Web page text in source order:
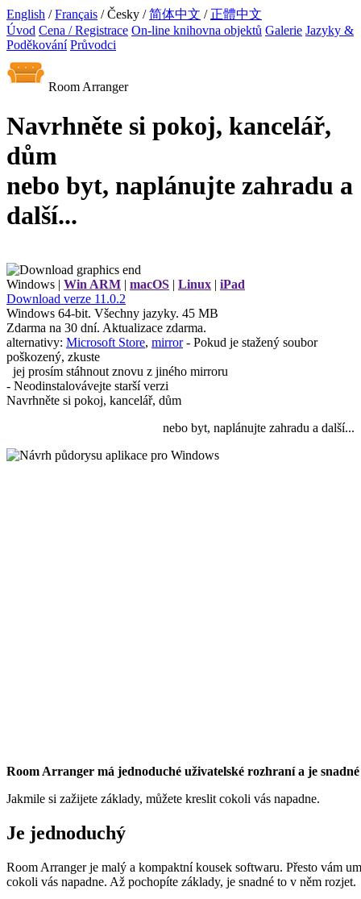
English /Français / Česky /简体中文 / 正體中文
Úvod Cena / Registrace On-line knihovna objektů Galerie Jazyky &
Poděkování Průvodci
Room Arranger
Navrhněte si pokoj, kancelář,
dům
nebo byt, naplánujte zahradu a
další...
Windows | Win ARM | macOS | Linux | iPad
Download verze 11.0.2
Windows 64-bit. Všechny jazyky. 45 MB
Zdarma na 30 dní. Aktualizace zdarma.
alternativy: Microsoft Store, mirror - Pokud je stažený soubor
poškozený, zkuste
jej prosím stáhnout znovu z jiného mirroru
- Neodinstalovávejte starší verzi
Navrhněte si pokoj, kancelář, dům
nebo byt, naplánujte zahradu a další...
Room Arranger má jednoduché uživatelské rozhraní a je
Jakmile si zažijete základy, můžete kreslit cokoli vás napadne.
Je jednoduchý
Room Arranger je malý a kompaktní kousek softwaru. Přesto vám
cokoli vás napadne. Až pochopíte základy, je snadné to v něm rozjet.